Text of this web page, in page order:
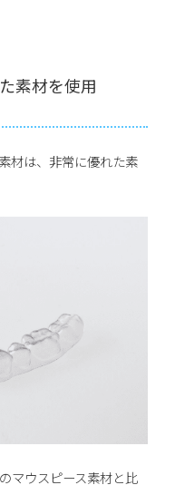
素材を使用
材は、非常に優れた素
マウスピース素材と比